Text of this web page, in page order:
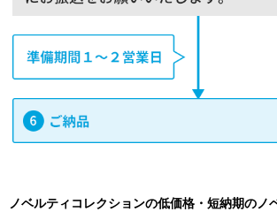
ノベルティコレクションの低価格・短納期のノ